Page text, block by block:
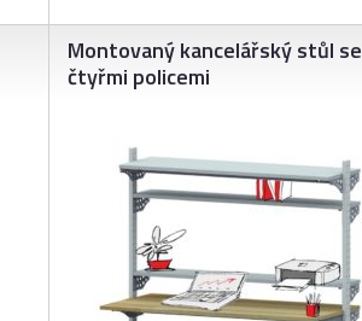
Montovaný kancelářský stůl se
čtyřmi policemi